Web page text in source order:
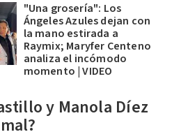
"Una grosería": Los
Ángeles Azules dejan con
la mano estirada a
Raymix; Maryfer Centeno
analiza el incómodo
momento | VIDEO
y Manola Díez